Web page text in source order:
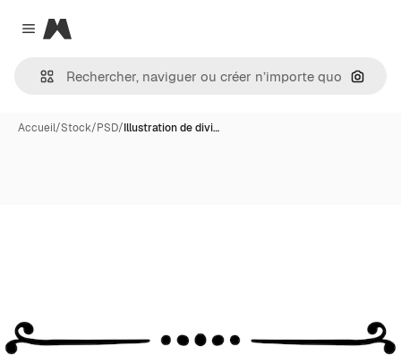
Close menu
Magnific
Accueil/Stock/PSD/Illustration de divi…